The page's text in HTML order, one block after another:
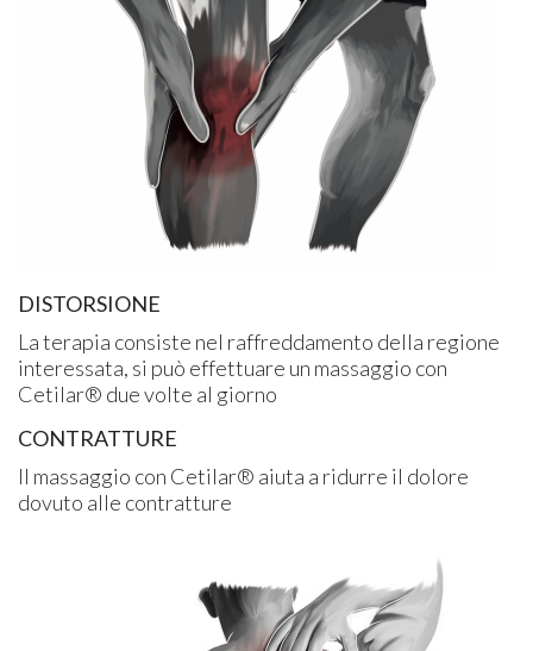
DISTORSIONE
La terapia consiste nel raffreddamento della regione
interessata, si può effettuare un massaggio con
Cetilar® due volte al giorno
CONTRATTURE
Il massaggio con Cetilar® aiuta a ridurre il dolore
dovuto alle contratture